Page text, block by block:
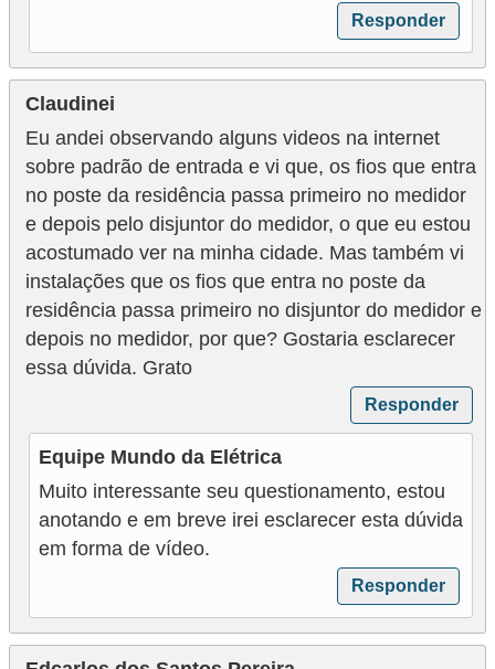
Responder
Claudinei
Eu andei observando alguns videos na internet
sobre padrão de entrada e vi que, os fios que entra
no poste da residência passa primeiro no medidor
e depois pelo disjuntor do medidor, o que eu estou
acostumado ver na minha cidade. Mas também vi
instalações que os fios que entra no poste da
residência passa primeiro no disjuntor do medidor e
depois no medidor, por que? Gostaria esclarecer
essa dúvida. Grato
Responder
Equipe Mundo da Elétrica
Muito interessante seu questionamento, estou
anotando e em breve irei esclarecer esta dúvida
em forma de vídeo.
Responder